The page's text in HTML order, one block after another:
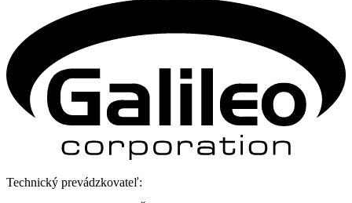
Technický prevádzkovateľ: